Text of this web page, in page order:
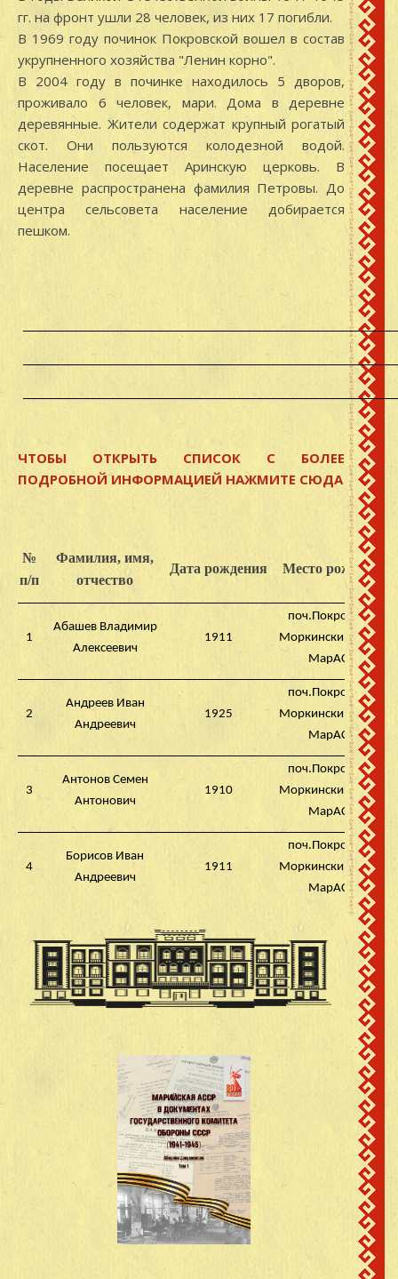
гг. на фронт ушли 28 человек, из них 17 погибли.
В 1969 году починок Покровской вошел в состав
укрупненного хозяйства "Ленин корно".
В 2004 году в починке находилось 5 дворов,
проживало 6 человек, мари. Дома в деревне
деревянные. Жители содержат крупный рогатый
скот. Они пользуются колодезной водой.
Население посещает Аринскую церковь. В
деревне распространена фамилия Петровы. До
центра сельсовета население добирается
пешком.
ЧТОБЫ ОТКРЫТЬ СПИСОК С БОЛЕЕ
ПОДРОБНОЙ ИНФОРМАЦИЕЙ НАЖМИТЕ СЮДА
№
п/п
Фамилия, имя,
отчество
Дата рождения Место рождения
1
Абашев Владимир
Алексеевич
1911
поч.Покровский,
Моркинский район,
МарАССР
2
Андреев Иван
Андреевич
1925
поч.Покровский,
Моркинский район,
МарАССР
3
Антонов Семен
Антонович
1910
поч.Покровский,
Моркинский район,
МарАССР
4
Борисов Иван
Андреевич
1911
поч.Покровский,
Моркинский район,
МарАССР
5
Борисов Михаил
Иванович
1925
поч.Покровский,
Моркинский район,
МарАССР
Волков Виктор
поч.Покровский,
Моркинский район,
МарАССР
Волков Дмитрий
Максимович
192
поч.Покровский,
Моркинский район,
МарАССР
Гаврилов Абрам
Гаврилович
1921
поч.Покровский,
Моркинский район,
МарАССР
Григорьев Вячеслав
Григорьевич
поч.Покровский,
Моркинский район,
МарАССР